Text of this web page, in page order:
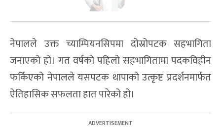
नेपालले उक्त च्याम्पियनसिपमा दोस्रोपटक सहभागिता
जनाएको हो। गत वर्षको पहिलो सहभागितामा पदकविहीन
फर्किएको नेपालले यसपटक थापाको उत्कृष्ट प्रदर्शनमार्फत
ऐतिहासिक सफलता हात पारेको हो।